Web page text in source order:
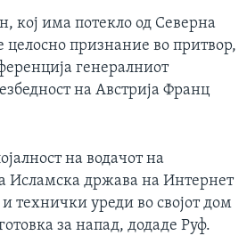
кој има потекло од Северна
признание во притвор,
генералниот
на Австрија Франц
на водачот на
Исламска држава на Интернет
технички уреди во својот дом
за напад, додаде Руф.